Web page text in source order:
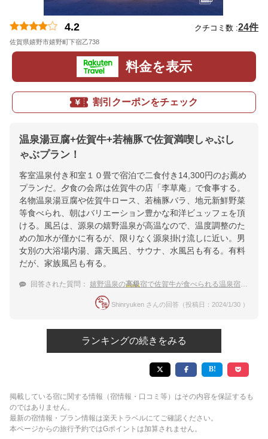
4.2 クチコミ数 :24件
佐賀県嬉野市嬉野町下宿乙738
料金を表示
割引クーポンをチェック
温泉湯豆腐+佐賀牛+若楠豚で佐賀満喫しゃぶし
ゃぶプラン！
客室温泉付き和室１０畳で宿泊で二食付き14,300円のお薦め
プランだ。夕食の会席は佐賀牛の店「李草庵」で食事する。
名物温泉湯豆腐や佐賀牛ロース、若楠豚バラ、地元新鮮野菜
等食べられ、朝はバリエーション豊かな和洋ビュッフェを頂
ける。風呂は、源泉の嬉野温泉が高温なので、温度調整のた
めの加水が僅かに有るが、限りなく源泉掛け流しに近い。男
女別の大浴場内湯、露天風呂、サウナ、水風呂も有る。有料
だが、家族風呂も有る。
回答された質問： 嬉野温泉の高級宿で佐賀牛が食べられる温泉宿を探しています。
Shinryuken さんの回答（投稿日：2024/1/30 ）
ランキングの続きをみる
掲載している宿に関する情報（宿情報・口コミ等）はその内容を保証するも
のではありません。
最新の宿情報・プラン情報は楽天トラベルにてご確認ください。
本ページからの旅行予約ではGポイントは加算されません。